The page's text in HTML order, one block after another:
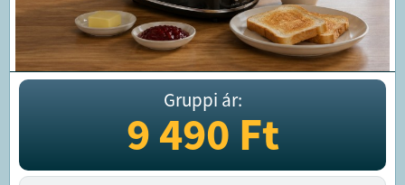
Gruppi ár:
9 490Ft